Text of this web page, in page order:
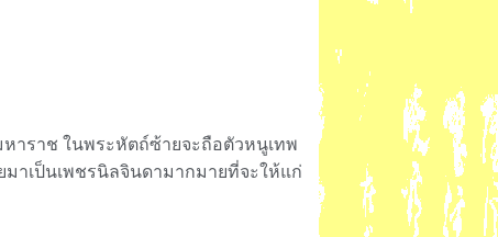
ราช ในพระหัตถ์ซ้ายจะถือตัวหนูเทพ
าเป็นเพชรนิลจินดามากมายที่จะให้แก่